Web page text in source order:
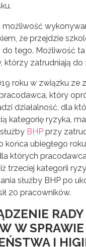
że przejdzie
do tego. Możliwość
którzy zatrudniają do
roku w związku ze
który
działalność, dla
kategorię ryzyka,
BHP przy
końca ubiegłego
których
trzeciej kategorii
służby BHP po
20 pracowników.
RADY
W
I